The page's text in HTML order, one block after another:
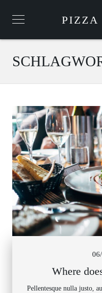
PIZZA
Where
Pellentesque nulla justo,